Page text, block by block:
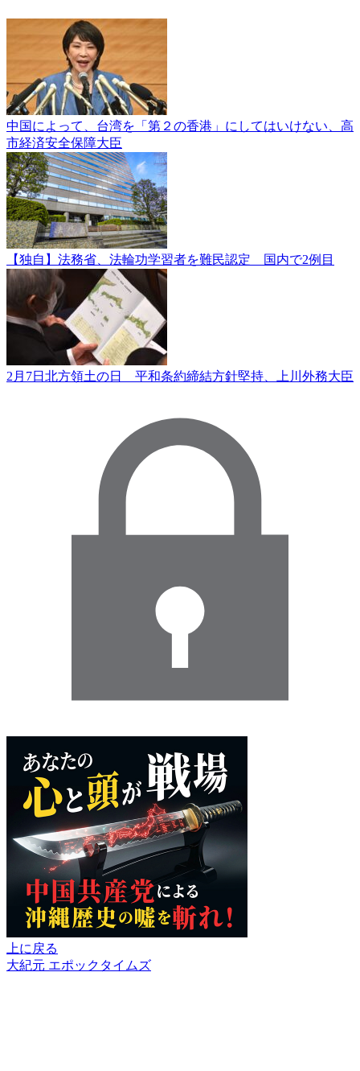
中国によって、台湾を「第２の香港」にしてはいけない、高
市経済安全保障大臣
【独自】法務省、法輪功学習者を難民認定 国内で2例目
2月7日北方領土の日 平和条約締結方針堅持、上川外務大臣
上に戻る
大紀元 エポックタイムズ